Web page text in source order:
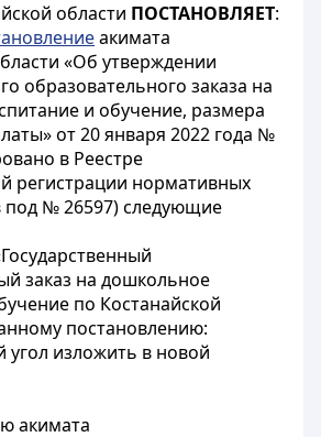
области ПОСТАНОВЛЯЕТ:
акимата
«Об утверждении
образовательного заказа на
и обучение, размера
от 20 января 2022 года №
в Реестре
регистрации нормативных
под № 26597) следующие
заказ на дошкольное
по Костанайской
постановлению:
угол изложить в новой
акимата